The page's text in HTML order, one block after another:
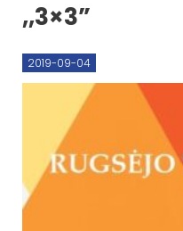
,,3×3”
2019-09-04